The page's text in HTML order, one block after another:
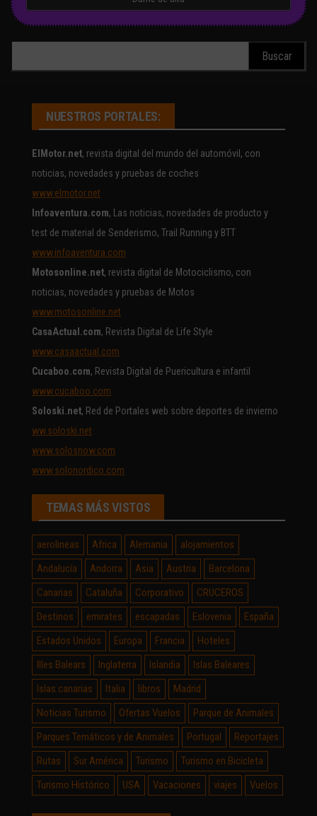
NUESTROS PORTALES:
ElMotor.net, revista digital del mundo del automóvil, con
noticias, novedades y pruebas de coches
www.elmotor.net
Infoaventura.com, Las noticias, novedades de producto y
test de material de Senderismo, Trail Running y BTT
www.infoaventura.com
Motosonline.net, revista digital de Motociclismo, con
noticias, novedades y pruebas de Motos
www.motosonline.net
CasaActual.com, Revista Digital de Life Style
www.casaactual.com
Cucaboo.com, Revista Digital de Puericultura e infantil
www.cucaboo.com
Soloski.net, Red de Portales web sobre deportes de invierno
ww.soloski.net
www.solosnow.com
www.solonordico.com
TEMAS MÁS VISTOS
aerolineas Africa Alemania
alojamientos
Andalucía
Andorra Asia Austria
Barcelona
Canarias
Cataluña Corporativo
CRUCEROS
Destinos
emirates escapadas Eslovenia
España
Estados Unidos
Europa Francia
Hoteles
Illes Balears
Inglaterra Islandia
Islas Baleares
Islas canarias
Italia libros
Madrid
Noticias Turismo
Ofertas Vuelos
Parque de Animales
Parques Temáticos y de Animales
Portugal
Reportajes
Rutas
Sur América Turismo
Turismo en Bicicleta
Turismo Histórico
USA Vacaciones viajes Vuelos